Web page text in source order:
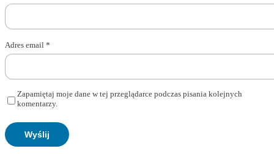
Adres email *
Zapamiętaj moje dane w tej przeglądarce podczas pisania kolejnych
komentarzy.